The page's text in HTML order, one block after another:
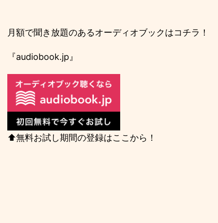
月額で聞き放題のあるオーディオブックはコチラ！
『audiobook.jp』
⬆️無料お試し期間の登録はここから！